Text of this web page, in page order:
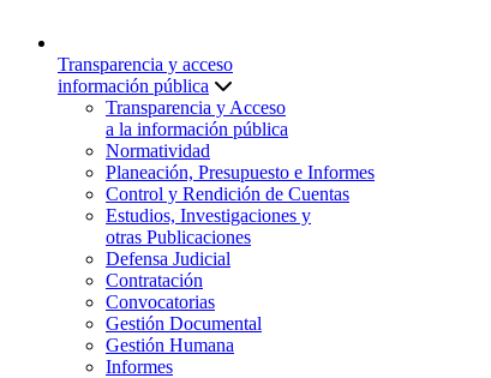
Transparencia y acceso
información pública
Transparencia y Acceso
a la información pública
Normatividad
Planeación, Presupuesto e Informes
Control y Rendición de Cuentas
Estudios, Investigaciones y
otras Publicaciones
Defensa Judicial
Contratación
Convocatorias
Gestión Documental
Gestión Humana
Informes